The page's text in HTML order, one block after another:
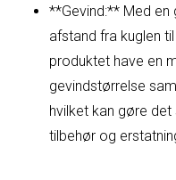
**Gevind:** Med
afstand fra kuglen
produktet have en
gevindstørrelse
hvilket kan gøre
tilbehør og